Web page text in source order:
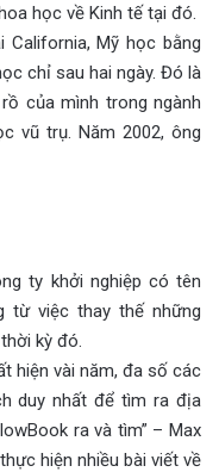
học về Kinh tế tại đó.
Mỹ học bằng
chỉ sau hai ngày. Đó là
của mình trong ngành
vũ trụ. Năm 2002, ông
ty khởi nghiệp có tên
từ việc thay thế những
kỳ đó.
hiện vài năm, đa số các
duy nhất để tìm ra địa
ra và tìm” – Max
hiện nhiều bài viết về